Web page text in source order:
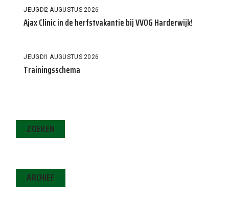
JEUGD2 AUGUSTUS 2026
Ajax Clinic in de herfstvakantie bij VVOG Harderwijk!
JEUGD 1 AUGUSTUS 2026
Trainingsschema
ZOEKEN
ARCHIEF